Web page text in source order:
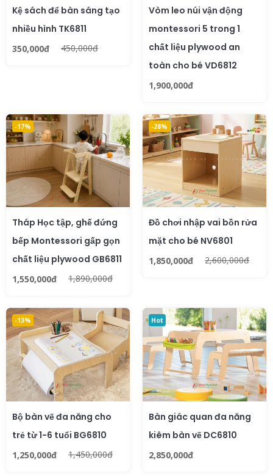
Kệ sách để bàn sáng tạo
nhiều hình TK6811
350,000đ 450,000đ
Vòm leo núi vận động
montessori 5 trong 1
chất liệu plywood an
toàn cho bé VD6812
1,900,000đ
-17%
Tháp Học tập, ghế đứng
bếp Montessori gấp gọn
chất liệu plywood GB6811
1,550,000đ 1,890,000đ
-28%
Đồ chơi nhập vai bồn rửa
mặt cho bé NV6801
1,850,000đ 2,600,000đ
-13%
Bộ bàn vẽ đa năng cho
trẻ từ 1-6 tuổi BG6810
1,250,000đ 1,450,000đ
Hot
Bàn giác quan đa năng
kiêm bàn vẽ DC6810
2,850,000đ